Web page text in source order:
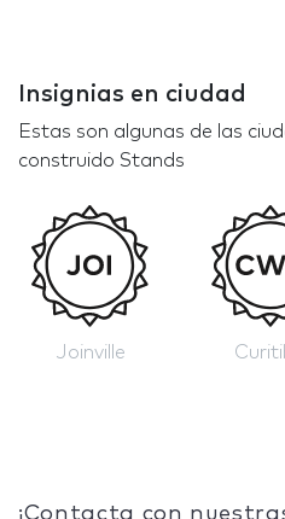
Insignias en ciudad
Estas son algunas de las
construido Stands
Joinville
¡Contacta con